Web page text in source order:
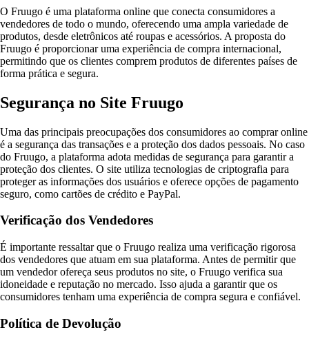
O Fruugo é uma plataforma online que conecta consumidores a
vendedores de todo o mundo, oferecendo uma ampla variedade de
produtos, desde eletrônicos até roupas e acessórios. A proposta do
Fruugo é proporcionar uma experiência de compra internacional,
permitindo que os clientes comprem produtos de diferentes países de
forma prática e segura.
Segurança no Site Fruugo
Uma das principais preocupações dos consumidores ao comprar online
é a segurança das transações e a proteção dos dados pessoais. No caso
do Fruugo, a plataforma adota medidas de segurança para garantir a
proteção dos clientes. O site utiliza tecnologias de criptografia para
proteger as informações dos usuários e oferece opções de pagamento
seguro, como cartões de crédito e PayPal.
Verificação dos Vendedores
É importante ressaltar que o Fruugo realiza uma verificação rigorosa
dos vendedores que atuam em sua plataforma. Antes de permitir que
um vendedor ofereça seus produtos no site, o Fruugo verifica sua
idoneidade e reputação no mercado. Isso ajuda a garantir que os
consumidores tenham uma experiência de compra segura e confiável.
Política de Devolução